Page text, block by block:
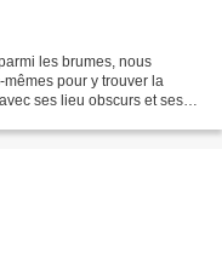
les brumes, nous
pour y trouver la
ses lieu obscurs et ses